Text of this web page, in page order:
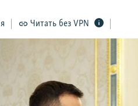
Читать без VPN